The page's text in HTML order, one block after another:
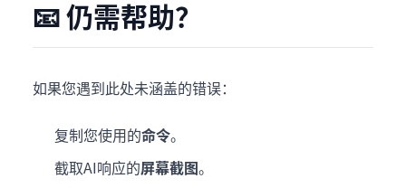
📧 仍需帮助？
如果您遇到此处未涵盖的错误：
复制您使用的命令。
截取AI响应的屏幕截图。